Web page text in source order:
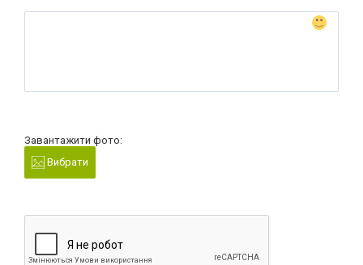
Завантажити фото:
Вибрати